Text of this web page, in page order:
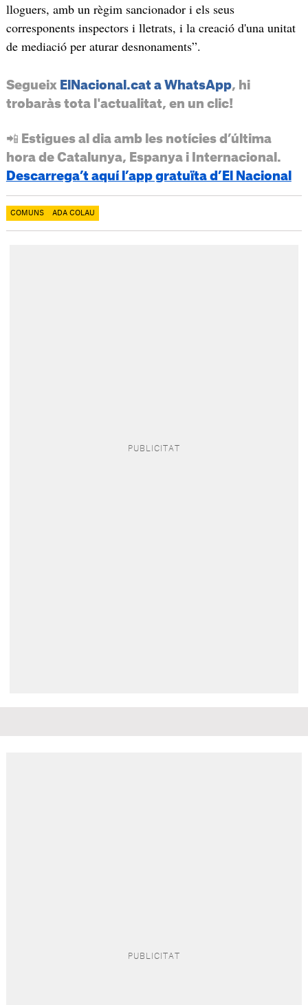
lloguers, amb un règim sancionador i els seus
corresponents inspectors i lletrats, i la creació d'una unitat
de mediació per aturar desnonaments”.
Segueix ElNacional.cat a WhatsApp, hi
trobaràs tota l'actualitat, en un clic!
📲 Estigues al dia amb les notícies d’última
hora de Catalunya, Espanya i Internacional.
Descarrega’t aquí l’app gratuïta d’El Nacional
COMUNS ADA COLAU